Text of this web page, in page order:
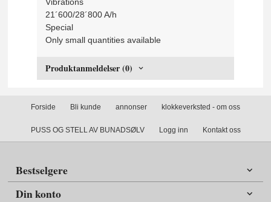
Vibrations
21´600/28´800 A/h
Special
Only small quantities available
Produktanmeldelser (0)
Forside Bli kunde annonser klokkeverksted - om oss
PUSS OG STELL AV BUNADSØLV Logg inn Kontakt oss
Bestselgere
Din konto